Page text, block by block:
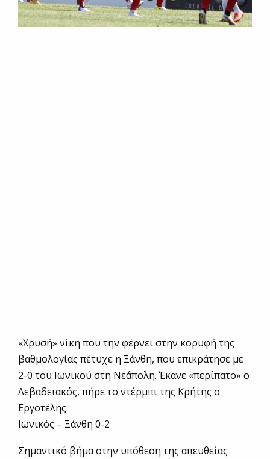
«Χρυσή» νίκη που την φέρνει στην κορυφή της
βαθμολογίας πέτυχε η Ξάνθη, που επικράτησε με
2-0 του Ιωνικού στη Νεάπολη. Έκανε «περίπατο» ο
Λεβαδειακός, πήρε το ντέρμπι της Κρήτης ο
Εργοτέλης.
Ιωνικός – Ξάνθη 0-2
Σημαντικό βήμα στην υπόθεση της απευθείας